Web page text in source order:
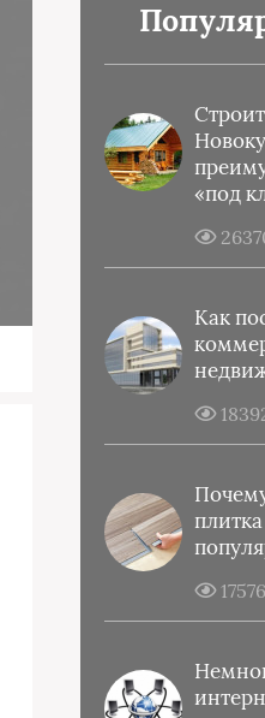
«под
Как
17576